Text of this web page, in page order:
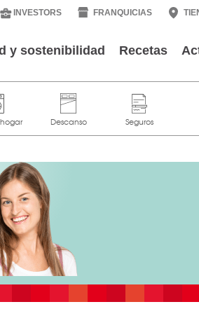
INVESTORS FRANQUICIAS
y sostenibilidad Recetas